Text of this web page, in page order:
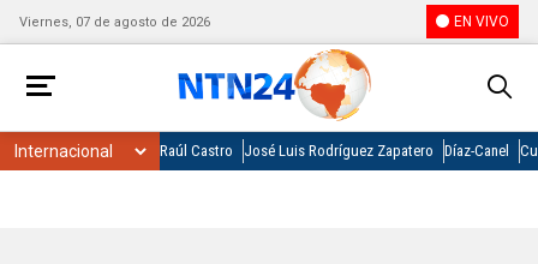
Viernes, 07 de agosto de 2026 EN VIVO
Raúl Castro José Luis Rodríguez Zapatero Díaz-Canel